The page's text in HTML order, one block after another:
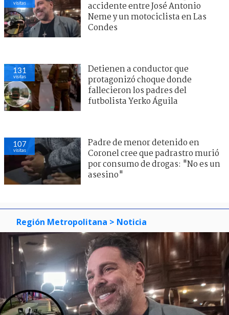
visitas
accidente entre José Antonio
Neme y un motociclista en Las
Condes
131
visitas
Detienen a conductor que
protagonizó choque donde
fallecieron los padres del
futbolista Yerko Águila
107
visitas
Padre de menor detenido en
Coronel cree que padrastro murió
por consumo de drogas: "No es un
asesino"
Región Metropolitana > Noticia